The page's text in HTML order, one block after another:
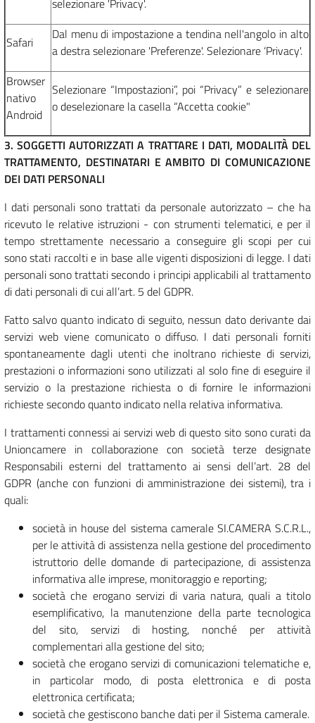
selezionare 'Privacy'.
Safari
Dal menu di impostazione a tendina nell'angolo in alto
a destra selezionare 'Preferenze'. Selezionare ‘Privacy'.
Browser
nativo
Android
Selezionare “Impostazioni”, poi “Privacy” e selezionare
o deselezionare la casella “Accetta cookie"
3. SOGGETTI AUTORIZZATI A TRATTARE I DATI, MODALITÀ DEL
TRATTAMENTO, DESTINATARI E AMBITO DI COMUNICAZIONE
DEI DATI PERSONALI
I dati personali sono trattati da personale autorizzato – che ha
ricevuto le relative istruzioni - con strumenti telematici, e per il
tempo strettamente necessario a conseguire gli scopi per cui
sono stati raccolti e in base alle vigenti disposizioni di legge. I dati
personali sono trattati secondo i principi applicabili al trattamento
di dati personali di cui all’art. 5 del GDPR.
Fatto salvo quanto indicato di seguito, nessun dato derivante dai
servizi web viene comunicato o diffuso. I dati personali forniti
spontaneamente dagli utenti che inoltrano richieste di servizi,
prestazioni o informazioni sono utilizzati al solo fine di eseguire il
servizio o la prestazione richiesta o di fornire le informazioni
richieste secondo quanto indicato nella relativa informativa.
I trattamenti connessi ai servizi web di questo sito sono curati da
Unioncamere in collaborazione con società terze designate
Responsabili esterni del trattamento ai sensi dell’art. 28 del
GDPR (anche con funzioni di amministrazione dei sistemi), tra i
quali:
società in house del sistema camerale SI.CAMERA S.C.R.L.,
per le attività di assistenza nella gestione del procedimento
istruttorio delle domande di partecipazione, di assistenza
informativa alle imprese, monitoraggio e reporting;
società che erogano servizi di varia natura, quali a titolo
esemplificativo, la manutenzione della parte tecnologica
del sito, servizi di hosting, nonché per attività
complementari alla gestione del sito;
società che erogano servizi di comunicazioni telematiche e,
in particolar modo, di posta elettronica e di posta
elettronica certificata;
società che gestiscono banche dati per il Sistema camerale.